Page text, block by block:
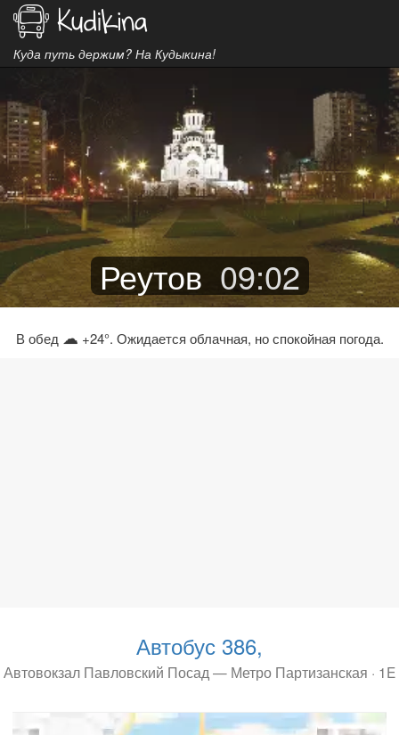
Куда путь держим? На Кудыкина!
Реутов 09:02
В обед ☁ +24°. Ожидается облачная, но спокойная погода.
Автобус 386,
Автовокзал Павловский Посад — Метро Партизанская · 1E